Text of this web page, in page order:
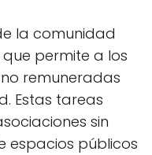
la comunidad
permite a los
remuneradas
Estas tareas
sin
espacios públicos